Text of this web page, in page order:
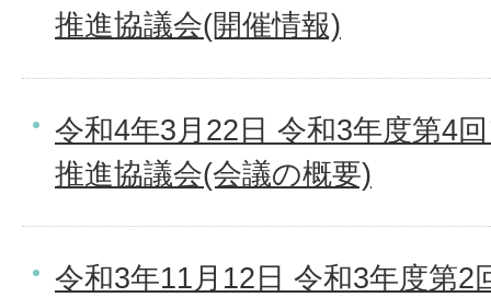
推進協議会(開催情報)
令和4年3月22日 令和3年度第4
推進協議会(会議の概要)
令和3年11月12日 令和3年度第2